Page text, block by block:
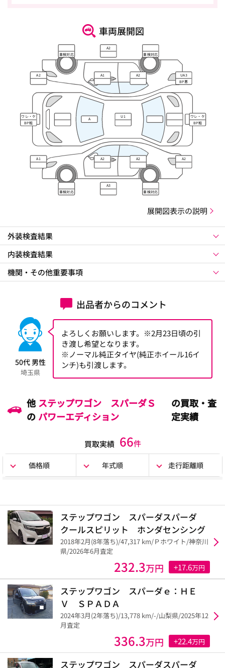
車両展開図
車検対応
A2
車検対応
A2 A1 A2 UA3
BP悪
ワレ・ケ
ズレ
BP粗
A
U1 ワレ・ケ
ズレ
BP粗
A1 A2 A2 A2
車検対応
A3
車検対応
展開図表示の説明
外装検査結果
内装検査結果
機関・その他重要事項
出品者からのコメント
50代 男性
埼玉県
よろしくお願いします。※2月23日頃の引
き渡し希望となります。
※ノーマル純正タイヤ(純正ホイール16イ
ンチ)も引渡します。
他
の
ステップワゴン スパーダＳ
パワーエディション
の買取・査
定実績
買取実績 66件
価格順 年式順 走行距離順
ステップワゴン スパーダスパーダ
クールスピリット ホンダセンシング
2018年2月(8年落ち)/47,317 km/Ｐホワイト/神奈川
県/2026年6月査定
232.3万円 +17.6万円
ステップワゴン スパーダｅ：ＨＥ
Ｖ ＳＰＡＤＡ
2024年3月(2年落ち)/13,778 km/-/山梨県/2025年12
月査定
336.3万円 +22.4万円
ステップワゴン スパーダスパーダ